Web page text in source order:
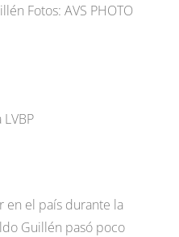
Fotos: AVS PHOTO
en el país durante la
Guillén pasó poco